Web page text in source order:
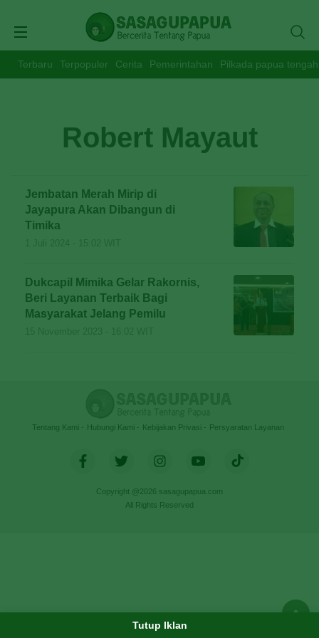
Terbaru Terpopuler Cerita Pemerintahan Pilkada papua tengah
Robert Mayaut
Jembatan Merah Mirip di
Jayapura Akan Dibangun di
Timika
Dukcapil Mimika Gelar Rakornis,
Beri Layanan Terbaik Bagi
Masyarakat Jelang Pemilu
Tentang Kami Hubungi Kami Kebijakan Privasi Persyaratan Layanan
Copyright @2026 sasagupapua.com
All Rights Reserved
Tutup Iklan